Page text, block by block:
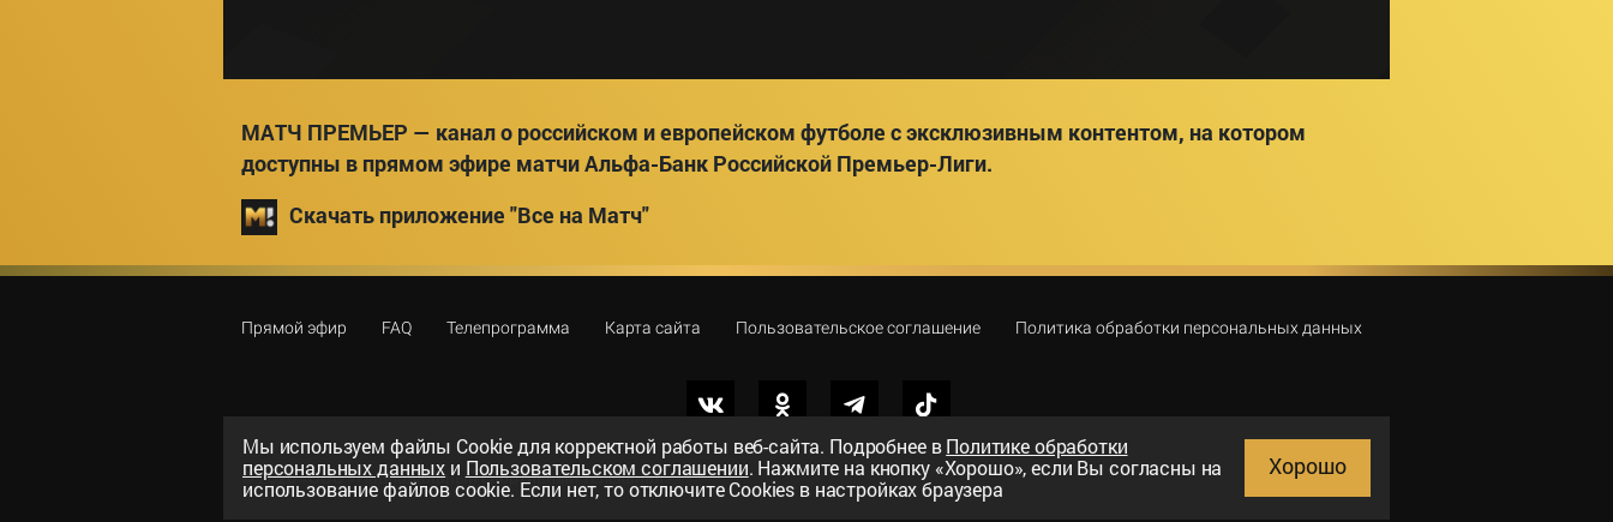
МАТЧ ПРЕМЬЕР — канал о российском и европейском футболе с эксклюзивным контентом, на котором
доступны в прямом эфире матчи Альфа-Банк Российской Премьер-Лиги.
Скачать приложение "Все на Матч"
Прямой эфир FAQ Телепрограмма Карта сайта Пользовательское соглашение Политика обработки персональных данных
©2026«ООО «Национальный спортивный телеканал» Поиск
Мы используем файлы Сookie для корректной работы веб-сайта. Подробнее вПолитике обработки
персональных данных и Пользовательском соглашении. Нажмите на кнопку «Хорошо», если Вы согласны на
использование файлов cookie. Если нет, то отключите Cookies в настройках браузера
Хорошо